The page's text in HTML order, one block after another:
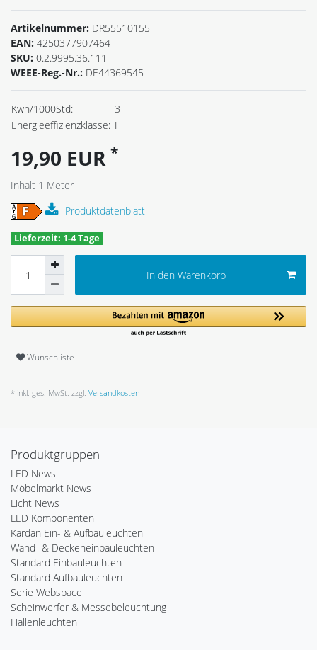
Artikelnummer: DR55510155
EAN: 4250377907464
SKU: 0.2.9995.36.111
WEEE-Reg.-Nr.: DE44369545
Kwh/1000Std:
3
Energieeffizienzklasse: F
19,90 EUR *
Inhalt 1 Meter
Produktdatenblatt
Lieferzeit: 1-4 Tage
In den Warenkorb
Wunschliste
* inkl. ges. MwSt. zzgl. Versandkosten
Produktgruppen
LED News
Möbelmarkt News
Licht News
LED Komponenten
Kardan Ein- & Aufbauleuchten
Wand- & Deckeneinbauleuchten
Standard Einbauleuchten
Standard Aufbauleuchten
Serie Webspace
Scheinwerfer & Messebeleuchtung
Hallenleuchten